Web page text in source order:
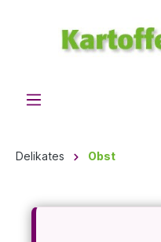
Delikates Obst